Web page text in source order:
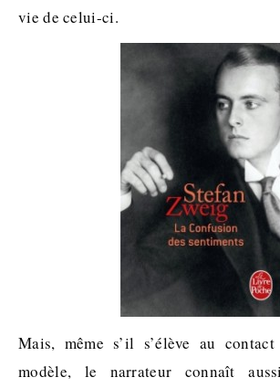
vie de celui-ci.
Mais, même s’il s’élève au
modèle, le narrateur connaît